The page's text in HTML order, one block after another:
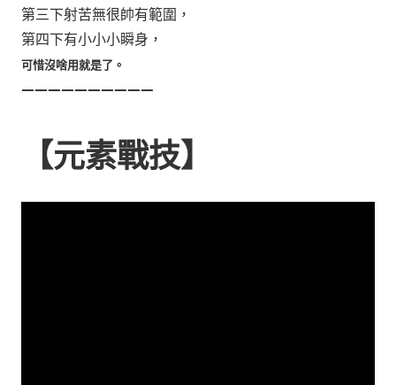
第三下射苦無很帥有範圍，
第四下有小小小瞬身，
可惜沒啥用就是了。
——————————
【元素戰技】